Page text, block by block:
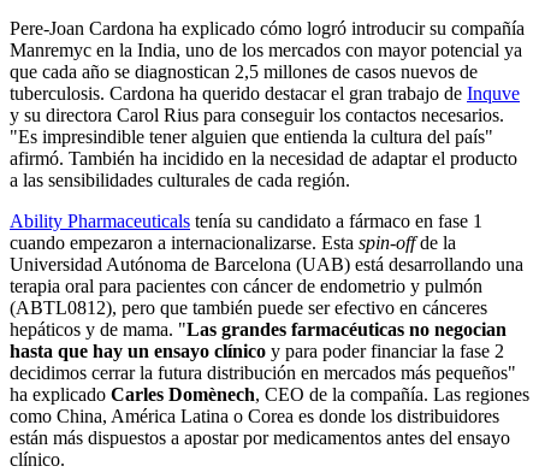
Pere-Joan Cardona ha explicado cómo logró introducir su compañía
Manremyc en la India, uno de los mercados con mayor potencial ya
que cada año se diagnostican 2,5 millones de casos nuevos de
tuberculosis. Cardona ha querido destacar el gran trabajo de Inquve
y su directora Carol Rius para conseguir los contactos necesarios.
"Es impresindible tener alguien que entienda la cultura del país"
afirmó. También ha incidido en la necesidad de adaptar el producto
a las sensibilidades culturales de cada región.
Ability Pharmaceuticals tenía su candidato a fármaco en fase 1
cuando empezaron a internacionalizarse. Esta spin-offde la
Universidad Autónoma de Barcelona (UAB) está desarrollando una
terapia oral para pacientes con cáncer de endometrio y pulmón
(ABTL0812), pero que también puede ser efectivo en cánceres
hepáticos y de mama. "Las grandes farmacéuticas no negocian
hasta que hay un ensayo clínico y para poder financiar la fase 2
decidimos cerrar la futura distribución en mercados más pequeños"
ha explicado Carles Domènech, CEO de la compañía. Las regiones
como China, América Latina o Corea es donde los distribuidores
están más dispuestos a apostar por medicamentos antes del ensayo
clínico.